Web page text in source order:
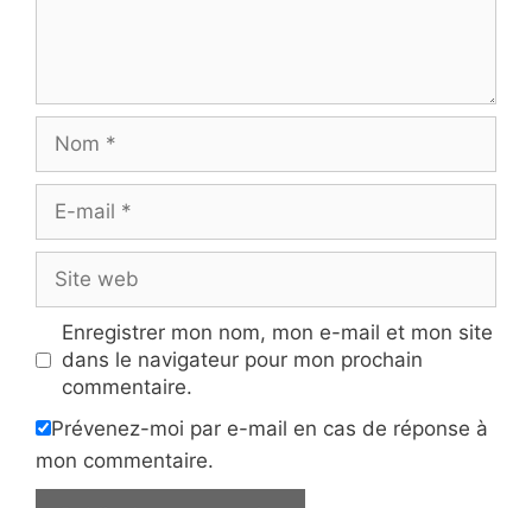
mail
web
Enregistrer mon nom, mon e-mail et mon site
dans le navigateur pour mon prochain
commentaire.
Prévenez-moi par e-mail en cas de réponse à
mon commentaire.